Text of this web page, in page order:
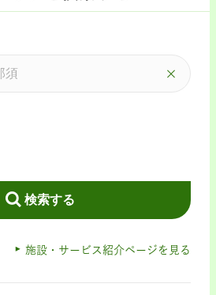
検索する
施設・サービス紹介ページを見る